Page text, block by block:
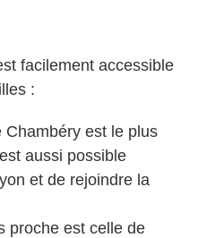
facilement accessible
:
Chambéry est le plus
aussi possible
et de rejoindre la
proche est celle de